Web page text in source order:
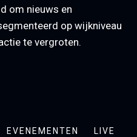
om nieuws en
op wijkniveau
te vergroten.
EVENEMENTEN LIVE